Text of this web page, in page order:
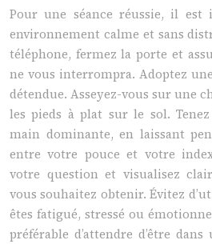
Pour une séance réussie, il
environnement calme et sans
téléphone, fermez la porte et
ne vous interrompra. Adoptez
détendue. Asseyez-vous sur une
les pieds à plat sur le sol.
main dominante, en laissant
entre votre pouce et votre
votre question et visualisez
vous souhaitez obtenir. Évitez
êtes fatigué, stressé ou
préférable d’attendre d’être